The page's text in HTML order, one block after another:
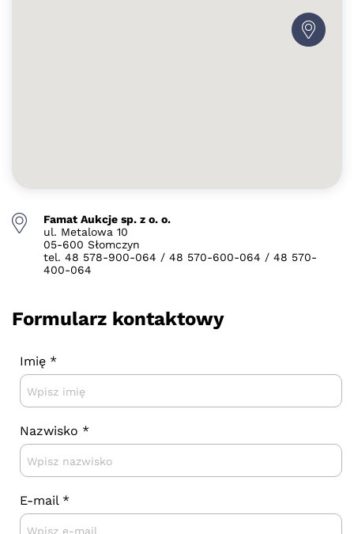
Famat Aukcje sp. z o. o.
ul. Metalowa 10
05-600 Słomczyn
tel. 48 578-900-064 / 48 570-600-064 / 48 570-
400-064
Formularz kontaktowy
Imię *
Nazwisko *
E-mail *